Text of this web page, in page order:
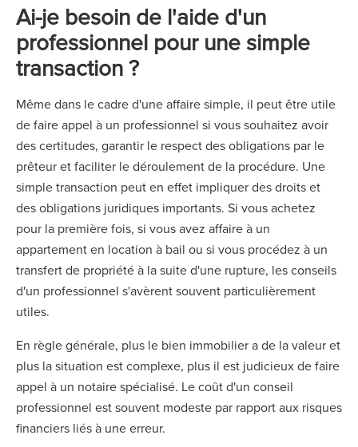
Ai-je besoin de l'aide d'un
professionnel pour une simple
transaction ?
Même dans le cadre d'une affaire simple, il peut être utile
de faire appel à un professionnel si vous souhaitez avoir
des certitudes, garantir le respect des obligations par le
prêteur et faciliter le déroulement de la procédure. Une
simple transaction peut en effet impliquer des droits et
des obligations juridiques importants. Si vous achetez
pour la première fois, si vous avez affaire à un
appartement en location à bail ou si vous procédez à un
transfert de propriété à la suite d'une rupture, les conseils
d'un professionnel s'avèrent souvent particulièrement
utiles.
En règle générale, plus le bien immobilier a de la valeur et
plus la situation est complexe, plus il est judicieux de faire
appel à un notaire spécialisé. Le coût d'un conseil
professionnel est souvent modeste par rapport aux risques
financiers liés à une erreur.